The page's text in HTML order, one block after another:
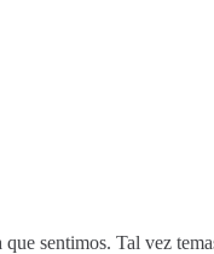
sentimos. Tal vez